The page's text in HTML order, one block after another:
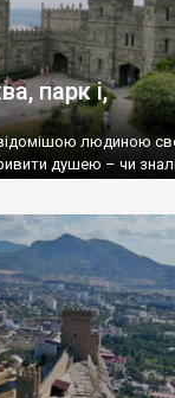
парк і,
людиною
душею – чи